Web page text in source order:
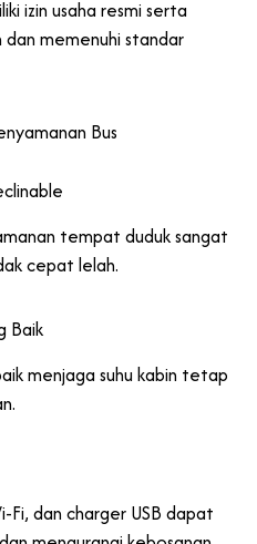
izin usaha resmi serta
memenuhi standar
Bus
tempat duduk sangat
cepat lelah.
Baik
menjaga suhu kabin tetap
Fi, dan charger USB dapat